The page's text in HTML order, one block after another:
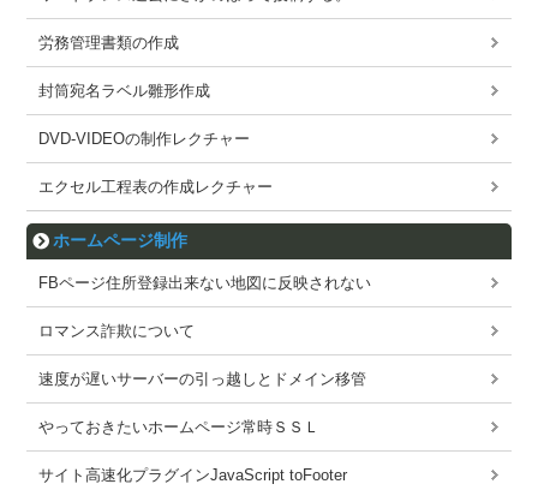
労務管理書類の作成
封筒宛名ラベル雛形作成
DVD-VIDEOの制作レクチャー
エクセル工程表の作成レクチャー
ホームページ制作
FBページ住所登録出来ない地図に反映されない
ロマンス詐欺について
速度が遅いサーバーの引っ越しとドメイン移管
やっておきたいホームページ常時ＳＳＬ
サイト高速化プラグインJavaScript toFooter